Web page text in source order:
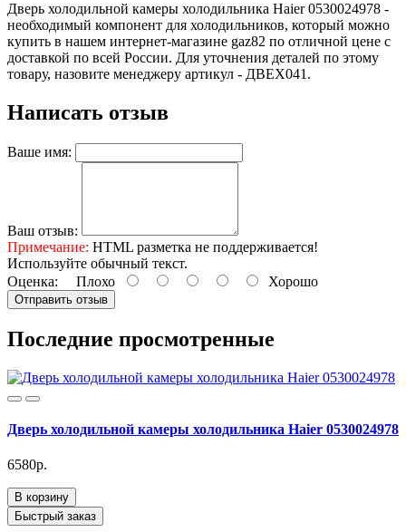
Дверь холодильной камеры холодильника Haier 0530024978 -
необходимый компонент для холодильников, который можно
купить в нашем интернет-магазине gaz82 по отличной цене с
доставкой по всей России. Для уточнения деталей по этому
товару, назовите менеджеру артикул - ДВЕХ041.
Написать отзыв
Ваше имя:
Ваш отзыв:
Примечание: HTML разметка не поддерживается!
Используйте обычный текст.
Оценка: Плохо Хорошо
Отправить отзыв
Последние просмотренные
Дверь холодильной камеры холодильника Haier 0530024978
6580р.
В корзину
Быстрый заказ